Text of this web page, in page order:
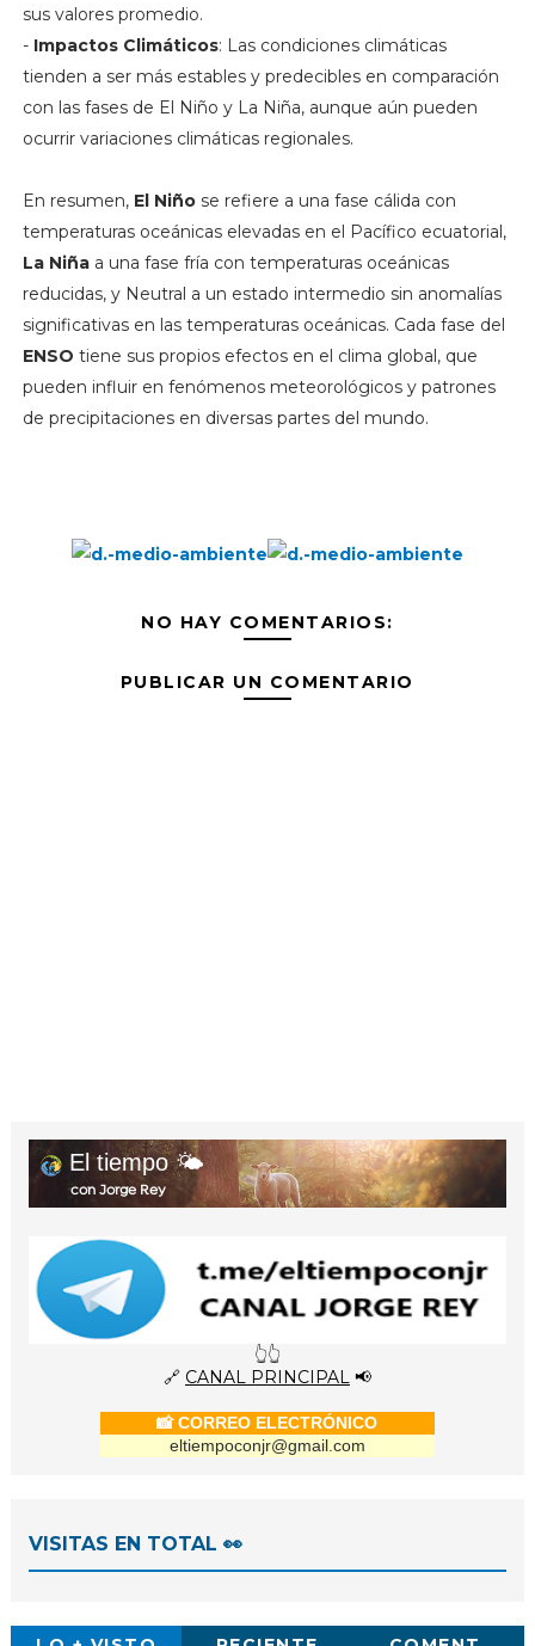
sus valores promedio.
- Impactos Climáticos: Las condiciones climáticas
tienden a ser más estables y predecibles en comparación
con las fases de El Niño y La Niña, aunque aún pueden
ocurrir variaciones climáticas regionales.
En resumen, El Niñose refiere a una fase cálida con
temperaturas oceánicas elevadas en el Pacífico ecuatorial,
La Niñaa una fase fría con temperaturas oceánicas
reducidas, y Neutral a un estado intermedio sin anomalías
significativas en las temperaturas oceánicas. Cada fase del
ENSO tiene sus propios efectos en el clima global, que
pueden influir en fenómenos meteorológicos y patrones
de precipitaciones en diversas partes del mundo.
NO HAY COMENTARIOS:
PUBLICAR UN COMENTARIO
El tiempo 🌤️
con Jorge Rey
👆👆
🔗 CANAL PRINCIPAL 📢
📸 CORREO ELECTRÓNICO
eltiempoconjr@gmail.com
VISITAS EN TOTAL 👀